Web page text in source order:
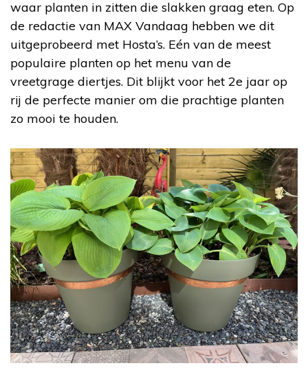
waar planten in zitten die slakken graag eten. Op
de redactie van MAX Vandaag hebben we dit
uitgeprobeerd met Hosta’s. Eén van de meest
populaire planten op het menu van de
vreetgrage diertjes. Dit blijkt voor het 2e jaar op
rij de perfecte manier om die prachtige planten
zo mooi te houden.